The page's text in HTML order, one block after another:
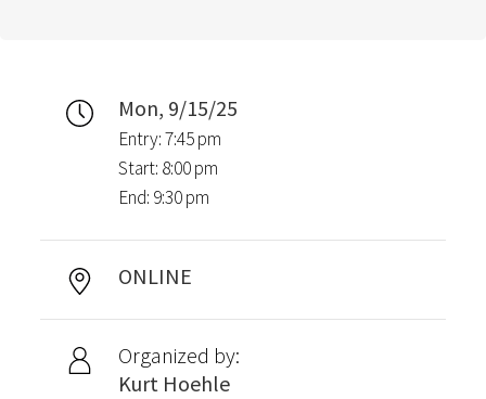
Mon, 9/15/25
Entry: 7:45 pm
Start: 8:00 pm
End: 9:30 pm
ONLINE
Organized by:
Kurt Hoehle